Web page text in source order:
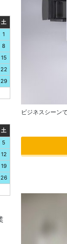
ビジネスシーン
土
1
8
15
22
29
土
5
12
19
26